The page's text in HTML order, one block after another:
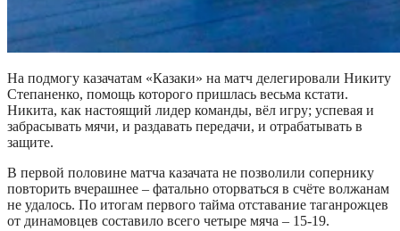
На подмогу казачатам «Казаки» на матч делегировали Никиту
Степаненко, помощь которого пришлась весьма кстати.
Никита, как настоящий лидер команды, вёл игру; успевая и
забрасывать мячи, и раздавать передачи, и отрабатывать в
защите.
В первой половине матча казачата не позволили сопернику
повторить вчерашнее – фатально оторваться в счёте волжанам
не удалось. По итогам первого тайма отставание таганрожцев
от динамовцев составило всего четыре мяча – 15-19.